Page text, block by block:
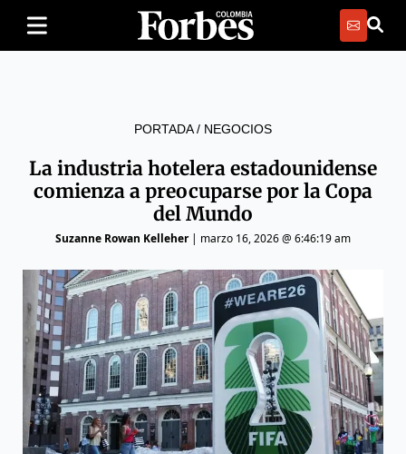
PORTADA/ NEGOCIOS
La industria hotelera estadounidense
comienza a preocuparse por la Copa
del Mundo
Suzanne Rowan Kelleher| marzo 16, 2026 @ 6:46:19 am